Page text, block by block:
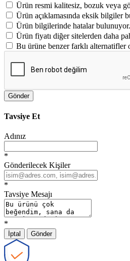
Ürün resmi kalitesiz, bozuk veya
Ürün açıklamasında eksik bilgiler
Ürün bilgilerinde hatalar bulunuyor.
Ürün fiyatı diğer sitelerden daha
Bu ürüne benzer farklı alternatifler
Gönder
Tavsiye Et
Adınız
*
Gönderilecek Kişiler
*
Tavsiye Mesajı
*
İptal Gönder